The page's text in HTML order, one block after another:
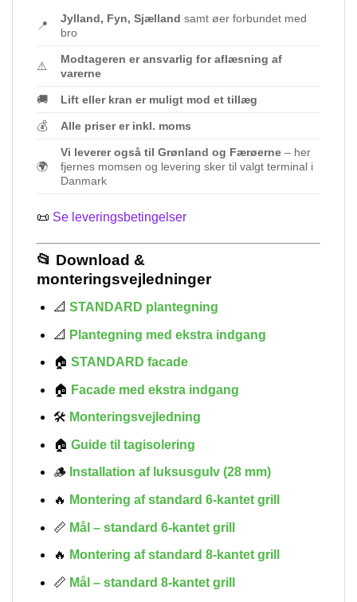
📍
Jylland, Fyn, Sjælland samt øer forbundet med
bro
⚠️
Modtageren er ansvarlig for aflæsning af
varerne
🚚 Lift eller kran er muligt mod et tillæg
💰 Alle priser er inkl. moms
🌍
Vi leverer også til Grønland og Færøerne – her
fjernes momsen og levering sker til valgt terminal i
Danmark
📜 Se leveringsbetingelser
📂 Download &
monteringsvejledninger
📐 STANDARD plantegning
📐 Plantegning med ekstra indgang
🏠 STANDARD facade
🏠 Facade med ekstra indgang
🛠 Monteringsvejledning
🏠 Guide til tagisolering
🪵 Installation af luksusgulv (28 mm)
🔥 Montering af standard 6-kantet grill
📏 Mål – standard 6-kantet grill
🔥 Montering af standard 8-kantet grill
📏 Mål – standard 8-kantet grill